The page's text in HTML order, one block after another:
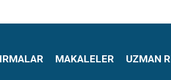
MAKALELER UZMAN